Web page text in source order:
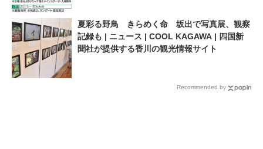
夏彩る野鳥 きらめく命 坂出で写真展、観察
記録も | ニュース | COOL KAGAWA | 四国新
聞社が提供する香川の観光情報サイト
Recommended by